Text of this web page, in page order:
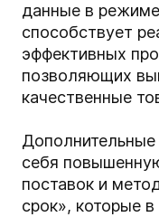
данные в
способствует
эффективных
позволяющих
качественные
себя
поставок и
срок», которые